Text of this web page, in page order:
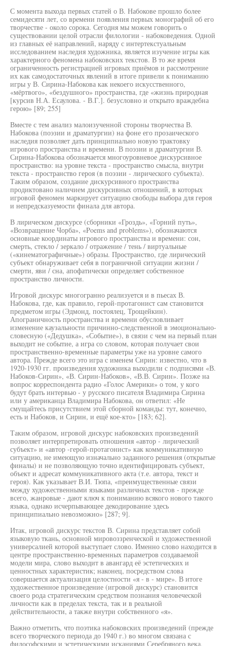
С момента выхода первых статей о В. Набокове прошло более
семидесяти лет, со времени появления первых монографий об его
творчестве - около сорока. Сегодня мы можем говорить о
существовании целой отрасли филологии - набоковедения. Одной
из главных её направлений, наряду с интертекстуальным
исследованием наследия художника, является изучение игры как
характерного феномена набоковских текстов. В то же время
ограниченность регистрацией игровых приёмов и рассмотрение
их как самодостаточных явлений в итоге привели к пониманию
игры у В. Сирина-Набокова как некоего искусственного,
«мёртвого», «бездушного» пространства, где «жизнь природная
[курсив Н.А. Есаулова. - В.Г.]. безусловно и открыто враждебна
герою» [89; 255]
Вместе с тем анализ малоизученной стороны творчества В.
Набокова (поэзии и драматургии) на фоне его прозаического
наследия позволяет дать принципиально новую трактовку
игрового пространства и времени. В поэзии и драматургии В.
Сирина-Набокова обозначается многоуровневое дискурсивное
пространство: на уровне текста - пространство смысла, внутри
текста - пространство героя (в поэзии - лирического субъекта).
Таким образом, создание дискурсивного пространства
продиктовано наличием дискурсивных отношений, в которых
игровой феномен маркирует ситуацию свободы выбора для героя
и непредсказуемости финала для автора.
В лирическом дискурсе (сборники «Гроздь», «Горний путь»,
«Возвращение Чорба», «Poems and problems»), обозначаются
основные координаты игрового пространства и времени: сон,
смерть, стекло / зеркало / отражение / тень / виртуальные
(«кинематографичные») образы. Пространство, где лирический
субъект обнаруживает себя в пограничной ситуации жизни /
смерти, яви / сна, апофатически определяет собственное
пространство личности.
Игровой дискурс многогранно реализуется и в пьесах В.
Набокова, где, как правило, герой-протагонист сам становится
предметом игры (Эдмонд, постоялец, Трощейкин).
Апограничность пространства и времени обусловливает
изменение каузальности причинно-следственной в эмоционально-
словесную («Дедушка», «Событие»), в связи с чем на первый план
выходит не событие, а игра со словом, которая получает свои
пространственно-временные параметры уже на уровне самого
автора. Прежде всего это игра с именем Сирин: известно, что в
1920-1930 гг. произведения художника выходили с подписями «В.
Набоков-Сирин», «В. Сирин-Набоков», «В.В. Сирин». Позже на
вопрос корреспондента радио «Голос Америки» о том, у кого
будут брать интервью - у русского писателя Владимира Сирина
или у американца Владимира Набокова, он ответил: «Не
смущайтесь присутствием этой сборной команды: тут, конечно,
есть и Набоков, и Сирин, и ещё кое-кто» [183; 62].
Таким образом, игровой дискурс набоковских произведений
позволяет интерпретировать отношения «автор - лирический
субъект» и «автор -герой-протагонист» как коммуникативную
ситуацию, не имеющую изначально заданного решения (открытые
финалы) и не позволяющую точно идентифицировать субъект,
объект и адресат коммуникативного акта (т.е. автора, текст и
героя). Как указывает В.И. Тюпа, «преимущественные связи
между художественными языками различных текстов - прежде
всего, жанровые - дают ключ к пониманию всякого нового такого
языка, однако исчерпывающее декодирование здесь
принципиально невозможно» [287; 9].
Итак, игровой дискурс текстов В. Сирина представляет собой
языковую ткань, основной мировоззренческой и художественной
универсалией которой выступает слово. Именно слово находится в
центре пространственно-временных параметров создаваемой
модели мира, слово выходит в авангард её эстетических и
ценностных характеристик; наконец, посредством слова
совершается актуализация целостности «я - в - мире». В итоге
художественное произведение (игровой дискурс) становится
своего рода стратегическим средством познания человеческой
личности как в пределах текста, так и в реальной
действительности, а также внутри собственного «я».
Важно отметить, что поэтика набоковских произведений (прежде
всего творческого периода до 1940 г.) во многом связана с
философскими и эстетическими исканиями Серебряного века,